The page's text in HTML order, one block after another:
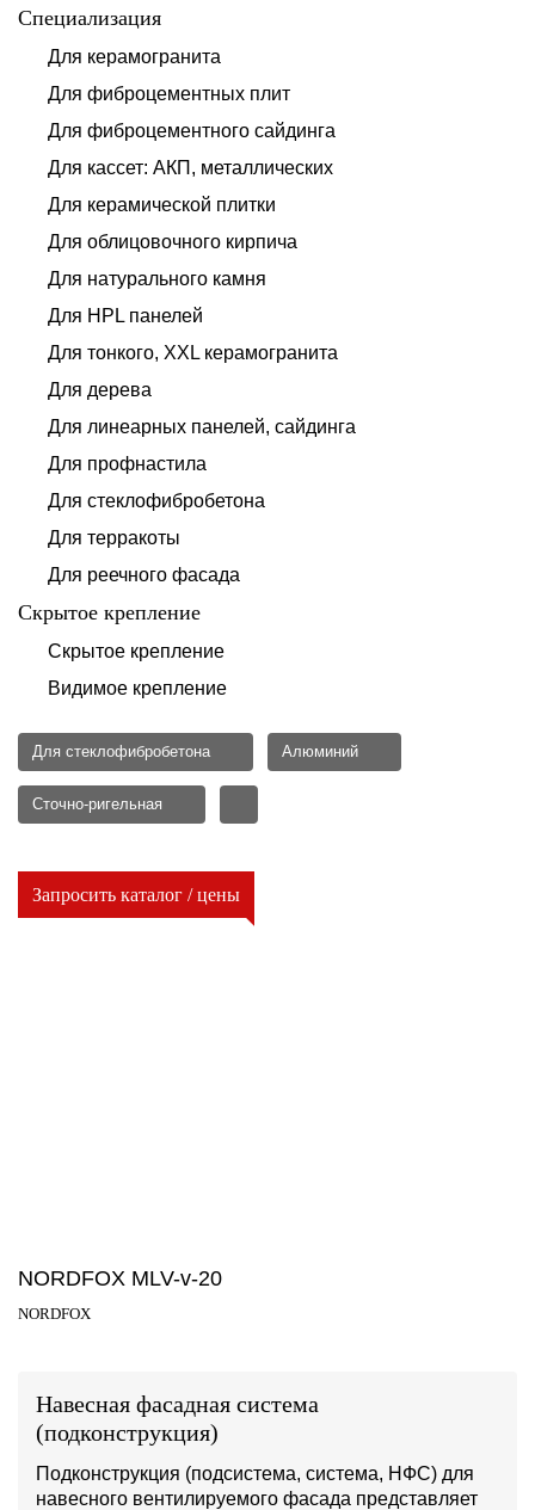
Специализация
Для керамогранита
Для фиброцементных плит
Для фиброцементного сайдинга
Для кассет: АКП, металлических
Для керамической плитки
Для облицовочного кирпича
Для натурального камня
Для HPL панелей
Для тонкого, XXL керамогранита
Для дерева
Для линеарных панелей, сайдинга
Для профнастила
Для стеклофибробетона
Для терракоты
Для реечного фасада
Скрытое крепление
Скрытое крепление
Видимое крепление
Для стеклофибробетона Алюминий
Сточно-ригельная
Запросить каталог / цены
NORDFOX MLV-v-20
NORDFOX
Навесная фасадная система
(подконструкция)
Подконструкция (подсистема, система, НФС) для
навесного вентилируемого фасада представляет